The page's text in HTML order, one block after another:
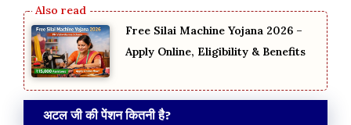
Free Silai Machine Yojana 2026 –
Apply Online, Eligibility & Benefits
अटल जी की पेंशन कितनी है?